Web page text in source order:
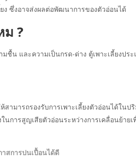
ง ซึ่งอาจส่งผลต่อพัฒนาการของตัวอ่อนได้
?
น และความเป็นกรด-ด่าง ตู้เพาะเลี้ยงป
สามารถรองรับการเพาะเลี้ยงตัวอ่อนได้ใ
การสูญเสียตัวอ่อนระหว่างการเคลื่อนย้า
าสการปนเปื้อนได้ดี